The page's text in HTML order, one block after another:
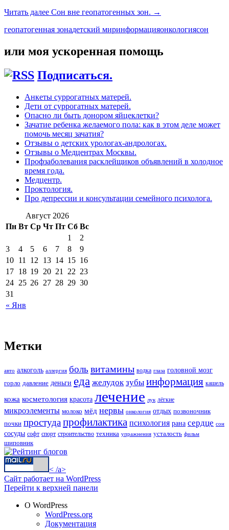
Читать далее Сон вне геопатогенных зон. →
геопатогенная зонадетский миринформацияонкологиясон
или моя ускоренная помощь
Подписаться.
Анкеты суррогатных матерей.
Дети от суррогатных матерей.
Опасно ли быть донором яйцеклетки?
Зачатие ребенка желаемого пола: как в этом деле может
помочь месяц зачатия?
Отзывы о детских урологах-андрологах.
Отзывы о Медцентрах Москвы.
Профзаболевания расклейщиков объявлений в холодное
время года.
Медцентр.
Проктология.
Про депрессии и консультации семейного психолога.
Август 2026
Пн Вт Ср Чт Пт Сб Вс
« Янв
1
2
3
4 5 6 7 8
9
10 11 12 13 14 15 16
17 18 19 20 21 22 23
24 25 26 27 28 29 30
31
Метки
авто алкоголь аллергия боль витамины водка глаза головной мозг
горло давление деньги еда желудок зубы информация кашель
кожа косметология красота лечение лук лёгкие
микроэлементы молоко мёд нервы онкология отдых позвоночник
почки простудапрофилактика психология рана сердце сон
сосуды софт спорт строительство техника упражнения усталость фильм
шиповник
< /a>
Сайт работает на WordPress
Перейти к верхней панели
О WordPress
WordPress.org
Документация